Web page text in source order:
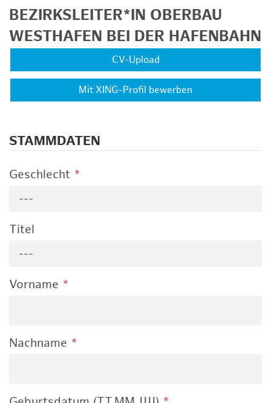
BEZIRKSLEITER*IN OBERBAU
WESTHAFEN BEI DER HAFENBAHN
CV-Upload
Mit XING-Profil bewerben
STAMMDATEN
Geschlecht *
---
Titel
---
Vorname *
Nachname *